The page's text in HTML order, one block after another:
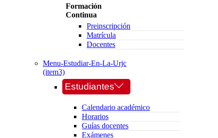
Formación
Continua
Preinscripción
Matrícula
Docentes
Menu-Estudiar-En-La-Urjc
(item3)
Estudiantes
Calendario académico
Horarios
Guías docentes
Exámenes